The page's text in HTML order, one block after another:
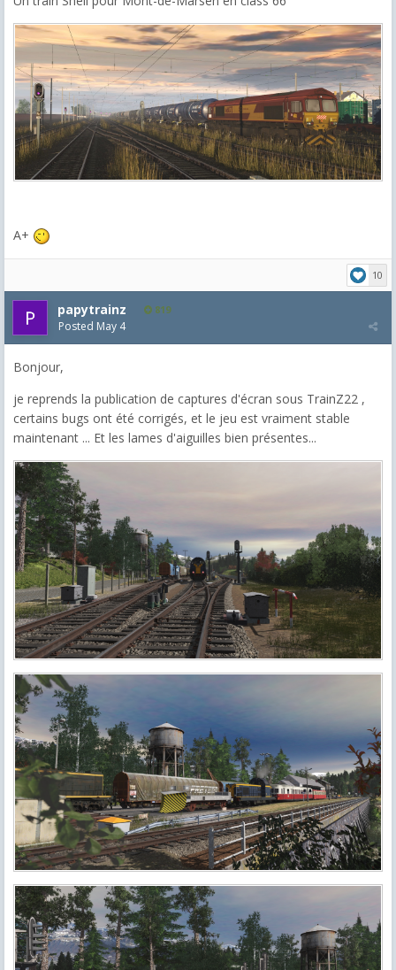
A+
10
papytrainz 819
Posted May 4
Bonjour,
je reprends la publication de captures d'écran sous TrainZ22 ,
certains bugs ont été corrigés, et le jeu est vraiment stable
maintenant ... Et les lames d'aiguilles bien présentes...